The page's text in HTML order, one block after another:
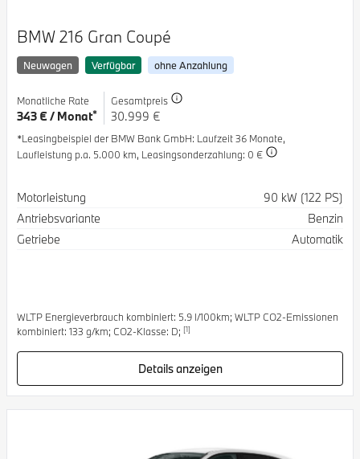
BMW 216 Gran Coupé
Neuwagen Verfügbar ohne Anzahlung
Monatliche Rate
343 € / Monat*
Gesamtpreis
30.999 €
*Leasingbeispiel der BMW Bank GmbH: Laufzeit 36 Monate,
Laufleistung p.a. 5.000 km, Leasingsonderzahlung: 0 €
Spezifikation
Motorleistung
90 kW (122 PS)
Antriebsvariante
Benzin
Getriebe
Automatik
WLTP Energieverbrauch kombiniert: 5.9 l/100km; WLTP CO2-Emissionen
kombiniert: 133 g/km; CO2-Klasse: D; [1]
Details anzeigen